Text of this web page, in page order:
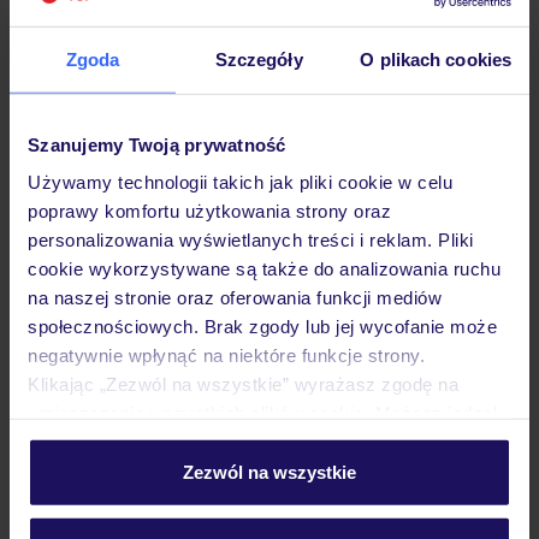
Zgoda Szczegóły O plikach cookies
Szanujemy Twoją prywatność
Używamy technologii takich jak pliki cookie w celu
poprawy komfortu użytkowania strony oraz
personalizowania wyświetlanych treści i reklam. Pliki
cookie wykorzystywane są także do analizowania ruchu
na naszej stronie oraz oferowania funkcji mediów
społecznościowych. Brak zgody lub jej wycofanie może
negatywnie wpłynąć na niektóre funkcje strony.
Klikając „Zezwól na wszystkie” wyrażasz zgodę na
personalizować swój wybór wchodząc w zakładkę
Szczegółowe informacje o plikach cookie znajdziesz
Zezwól na wszystkie
Pokoje
Wyżywienie
Atrakcje
Ważne informacje